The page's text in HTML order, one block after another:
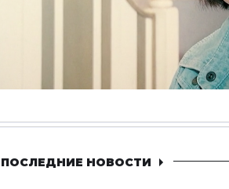
ПОСЛЕДНИЕ НОВОСТИ